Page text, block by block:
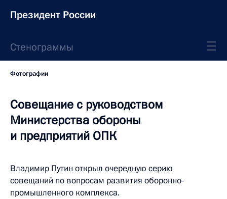
Президент России
Стенограммы
Фотографии
Совещание с руководством
Министерства обороны
и предприятий ОПК
Владимир Путин открыл очередную серию
совещаний по вопросам развития оборонно-
промышленного комплекса.